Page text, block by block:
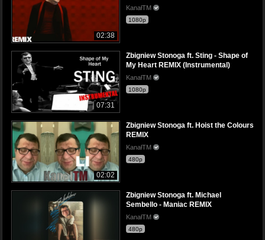
02:38
KanałTM
1080p
07:31
Zbigniew Stonoga ft. Sting - Shape of
My Heart REMIX (Instrumental)
KanałTM
1080p
02:02
Zbigniew Stonoga ft. Hoist the Colours
REMIX
KanałTM
480p
Zbigniew Stonoga ft. Michael
Sembello - Maniac REMIX
KanałTM
480p